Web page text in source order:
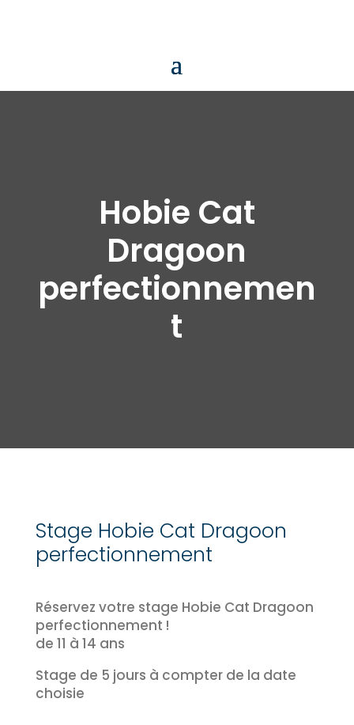
Hobie Cat
Dragoon
perfectionnemen
t
Stage Hobie Cat Dragoon
perfectionnement
Réservez votre stage Hobie Cat Dragoon
perfectionnement !
de 11 à 14 ans
Stage de 5 jours à compter de la date
choisie